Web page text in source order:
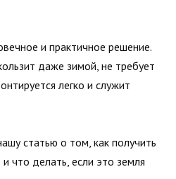
и практичное решение.
даже зимой, не требует
легко и служит
статью о том, как получить
что делать, если это земля